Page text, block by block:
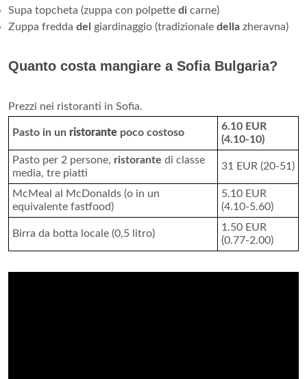
Supa topcheta (zuppa con polpette di carne)
Zuppa fredda del giardinaggio (tradizionale della zheravna)
Quanto costa mangiare a Sofia Bulgaria?
Prezzi nei ristoranti in Sofia.
Pasto in un ristorante poco costoso
6.10 EUR
(4.10-10)
Pasto per 2 persone, ristorante di classe
media, tre piatti
31 EUR (20-51)
McMeal al McDonalds (o in un
equivalente fastfood)
5.10 EUR
(4.10-5.60)
Birra da botta locale (0,5 litro)
1.50 EUR
(0.77-2.00)